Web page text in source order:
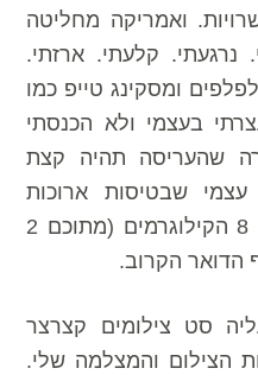
ואמריקה מחליטה
נרגעתי. קלעתי. ארזתי.
ומסקינג טייפ כמו
בעצמי ולא הכנסתי
שהעריסה תהיה קצת
שבטיסות ארוכות
מגישים ארוחות ונשאתי את 8 הקילוגרמים (מתוכם 2
הדואר הקרוב.
סט צילומים קצרצר
הצילום והמצלמה שלי.